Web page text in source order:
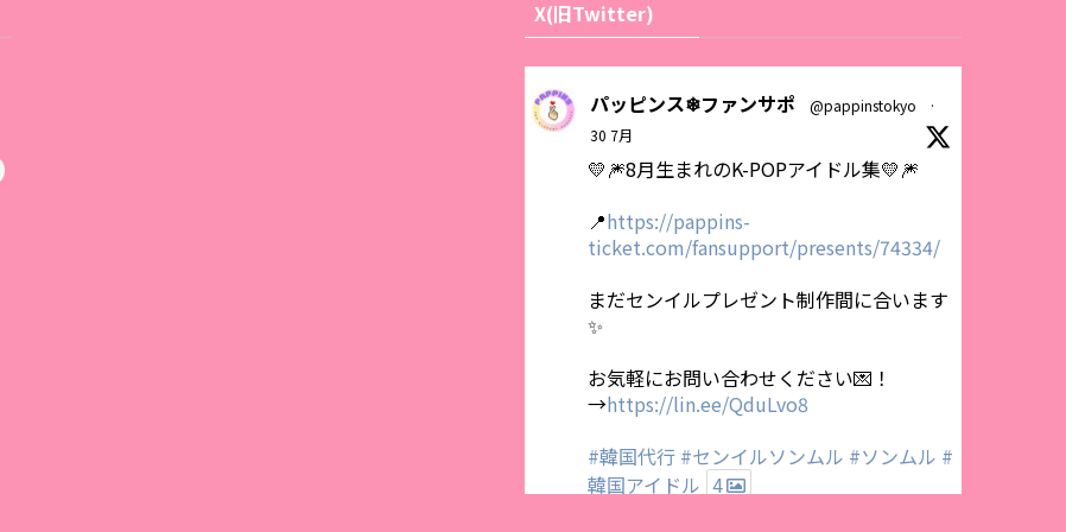
X(旧Twitter)
パッピンス❄ファンサポ @pappinstokyo
·
30 7月
💛🎆8月生まれのK-POPアイドル集💛🎆
📍https://pappins-
ticket.com/fansupport/presents/74334/
まだセンイルプレゼント制作間に合います
✨
お気軽にお問い合わせください💌！
→https://lin.ee/QduLvo8
#韓国代行 #センイルソンムル #ソンムル #
韓国アイドル 4